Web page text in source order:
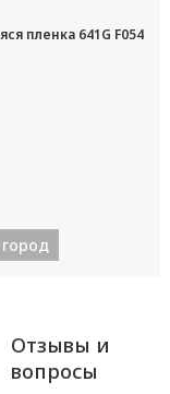
пленка 641G F054
Отзывы и
вопросы